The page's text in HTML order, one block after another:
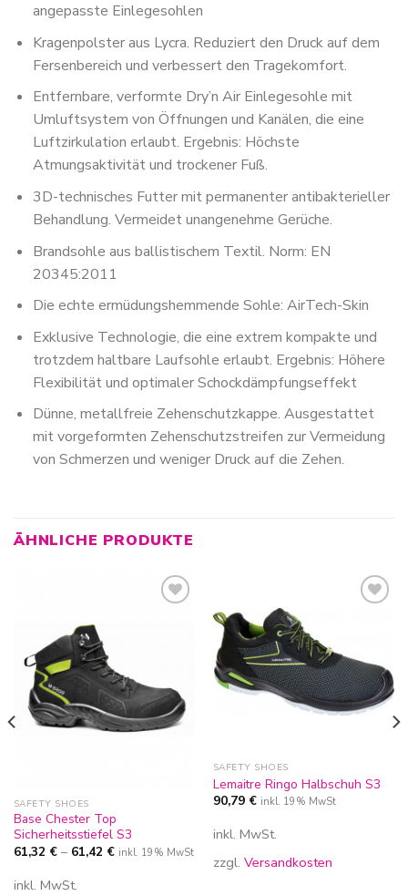
angepasste Einlegesohlen
Kragenpolster aus Lycra. Reduziert den Druck auf dem
Fersenbereich und verbessert den Tragekomfort.
Entfernbare, verformte Dry’n Air Einlegesohle mit
Umluftsystem von Öffnungen und Kanälen, die eine
Luftzirkulation erlaubt. Ergebnis: Höchste
Atmungsaktivität und trockener Fuß.
3D-technisches Futter mit permanenter antibakterieller
Behandlung. Vermeidet unangenehme Gerüche.
Brandsohle aus ballistischem Textil. Norm: EN
20345:2011
Die echte ermüdungshemmende Sohle: AirTech-Skin
Exklusive Technologie, die eine extrem kompakte und
trotzdem haltbare Laufsohle erlaubt. Ergebnis: Höhere
Flexibilität und optimaler Schockdämpfungseffekt
Dünne, metallfreie Zehenschutzkappe. Ausgestattet
mit vorgeformten Zehenschutzstreifen zur Vermeidung
von Schmerzen und weniger Druck auf die Zehen.
ÄHNLICHE PRODUKTE
SAFETY SHOES
Base Chester Top
Sicherheitsstiefel S3
61,32 €– 61,42 € inkl. 19% MwSt
inkl. MwSt.
SAFETY SHOES
Lemaitre Ringo Halbschuh S3
90,79 € inkl. 19% MwSt
inkl. MwSt.
zzgl. Versandkosten